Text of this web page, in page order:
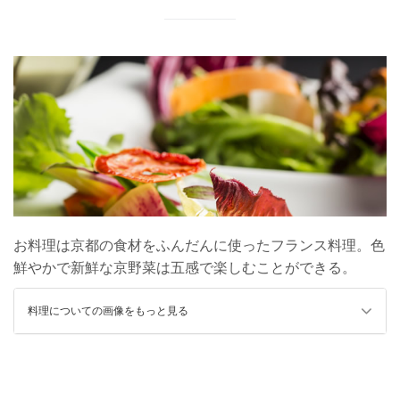
お料理は京都の食材をふんだんに使ったフランス料理。色
鮮やかで新鮮な京野菜は五感で楽しむことができる。
料理についての画像をもっと見る